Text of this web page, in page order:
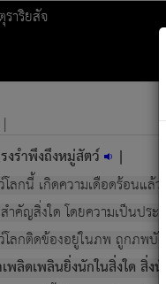
าริยสัจ
|
งรำพึงถึงหมู่สัตว์ |
โลกนี้ เกิดความเดือดร้อนแ
ำคัญสิ่งใด โดยความเป็นปร
โลกติดข้องอยู่ในภพ ถูกภพบั
พลิดเพลินยิ่งนักในสิ่งใด สิ่ง